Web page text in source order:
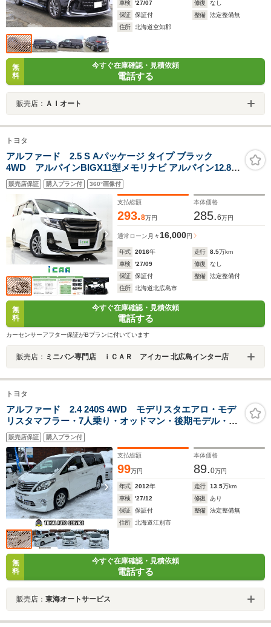
車検 '27/07 修復
なし
保証
保証付 整備
法定整備無
住所
北海道空知郡
無
料
今すぐ在庫確認・見積依頼
電話する
販売店： ＡＩオート
トヨタ
アルファード 2.5 S Aパッケージ タイプ ブラック
4WD アルパインBIGX11型メモリナビ アルパイン12.8型
フリップダウンモニター バックカメラ パワーバックドア
クルーズコントロール モデリスタエアロ フロントグリル
クリアランスソナー 専用半革シート/ブラック内装
販売店保証 購入プラン付 360°画像付
支払総額
293.8万円
本体価格
285.6万円
通常ローン 月々16,000円
年式 2016年 走行 8.5万km
車検
'27/09 修復
なし
保証
保証付 整備
法定整備付
住所
北海道北広島市
無
料
今すぐ在庫確認・見積依頼
電話する
カーセンサーアフター保証がBプランに付いています
販売店： ミニバン専門店 ｉＣＡＲ アイカー 北広島インター店
トヨタ
アルファード 2.4 240S 4WD モデリスタエアロ・モデ
リスタマフラー・7人乗り・オッドマン・後期モデル・
HID・スタッドレス
販売店保証 購入プラン付
支払総額
99万円
本体価格
89.0万円
年式 2012年 走行 13.5万km
車検
'27/12 修復
あり
保証
保証付 整備
法定整備無
住所
北海道江別市
無
料
今すぐ在庫確認・見積依頼
電話する
販売店： 東海オートサービス